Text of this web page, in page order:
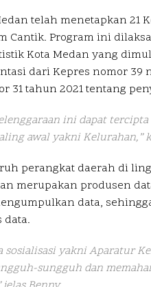
telah menetapkan 21
Cantik. Program ini
Kota Medan yang
dari Kepres nomor 39
31 tahun 2021 tentang
ini dapat
awal yakni Kelurahan,”
perangkat daerah di
merupakan produsen
data,
data.
sosialisasi yakni Aparatur
sungguh dan